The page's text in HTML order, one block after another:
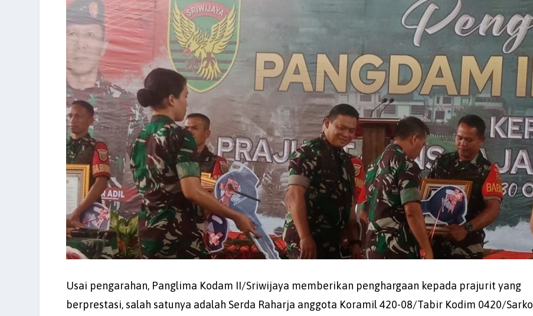
Usai pengarahan, Panglima Kodam II/Sriwijaya memberikan penghargaan kepada prajurit yang
berprestasi, salah satunya adalah Serda Raharja anggota Koramil 420-08/Tabir Kodim 0420/Sarko